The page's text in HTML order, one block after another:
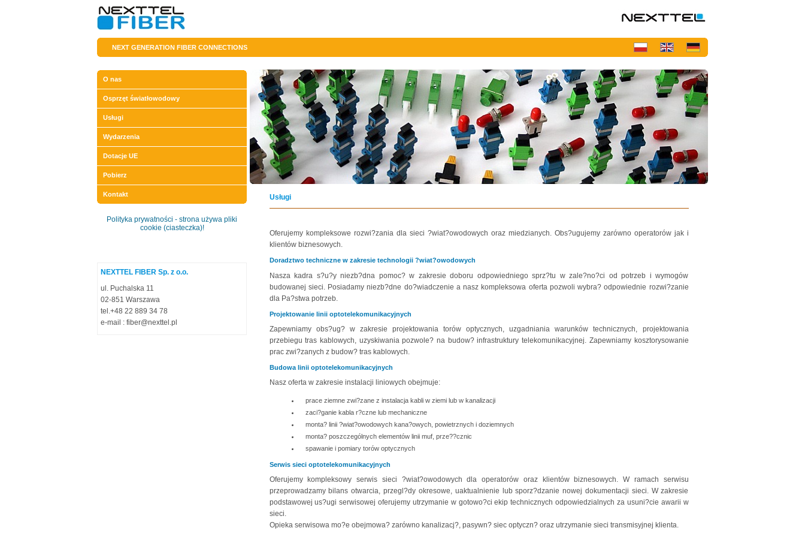
NEXT GENERATION FIBER CONNECTIONS
O nas
Osprzęt światłowodowy
Usługi
Wydarzenia
Dotacje UE
Pobierz
Kontakt
Polityka prywatności - strona używa pliki
cookie (ciasteczka)!
NEXTTEL FIBER Sp. z o.o.
ul. Puchalska 11
02-851 Warszawa
tel.+48 22 889 34 78
e-mail : fiber@nexttel.pl
Usługi
Oferujemy kompleksowe rozwi?zania dla sieci ?wiat?owodowych oraz miedzianych. Obs?ugujemy zarówno operatorów jak i
klientów biznesowych.
Doradztwo techniczne w zakresie technologii ?wiat?owodowych
Nasza kadra s?u?y niezb?dna pomoc? w zakresie doboru odpowiedniego sprz?tu w zale?no?ci od potrzeb i wymogów
budowanej sieci. Posiadamy niezb?dne do?wiadczenie a nasz kompleksowa oferta pozwoli wybra? odpowiednie rozwi?zanie
dla Pa?stwa potrzeb.
Projektowanie linii optotelekomunikacyjnych
Zapewniamy obs?ug? w zakresie projektowania torów optycznych, uzgadniania warunków technicznych, projektowania
przebiegu tras kablowych, uzyskiwania pozwole? na budow? infrastruktury telekomunikacyjnej. Zapewniamy kosztorysowanie
prac zwi?zanych z budow? tras kablowych.
Budowa linii optotelekomunikacyjnych
Nasz oferta w zakresie instalacji liniowych obejmuje:
prace ziemne zwi?zane z instalacja kabli w ziemi lub w kanalizacji
zaci?ganie kabla r?czne lub mechaniczne
monta? linii ?wiat?owodowych kana?owych, powietrznych i doziemnych
monta? poszczególnych elementów linii muf, prze??cznic
spawanie i pomiary torów optycznych
Serwis sieci optotelekomunikacyjnych
Oferujemy kompleksowy serwis sieci ?wiat?owodowych dla operatorów oraz klientów biznesowych. W ramach serwisu
przeprowadzamy bilans otwarcia, przegl?dy okresowe, uaktualnienie lub sporz?dzanie nowej dokumentacji sieci. W zakresie
podstawowej us?ugi serwisowej oferujemy utrzymanie w gotowo?ci ekip technicznych odpowiedzialnych za usuni?cie awarii w
sieci.
Opieka serwisowa mo?e obejmowa? zarówno kanalizacj?, pasywn? siec optyczn? oraz utrzymanie sieci transmisyjnej klienta.